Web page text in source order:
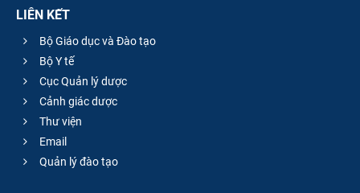
LIÊN KẾT
Bộ Giáo dục và Đào tạo
Bộ Y tế
Cục Quản lý dược
Cảnh giác dược
Thư viện
Email
Quản lý đào tạo